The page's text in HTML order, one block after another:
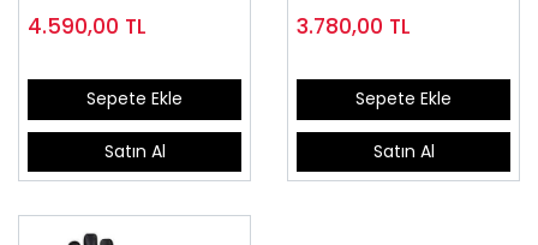
4.590,00 TL
Sepete Ekle
Satın Al
3.780,00 TL
Sepete Ekle
Satın Al